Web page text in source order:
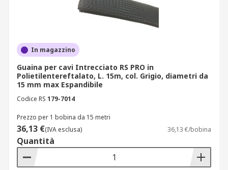
In magazzino
Guaina per cavi Intrecciato RS PRO in
Polietilentereftalato, L. 15m, col. Grigio, diametri da
15 mm max Espandibile
Codice RS 179-7014
Prezzo per 1 bobina da 15 metri
36,13 €(IVA esclusa) 36,13 €/bobina
Quantità